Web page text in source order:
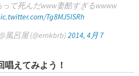
て死んだwww妻酷すぎるwwww
Tg8MJ5ISRh
風呂屋 (@emkbrb) 2014, 4月 7
唱えてみよう！